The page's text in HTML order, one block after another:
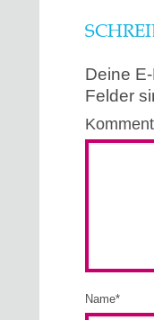
Deine
Felder
Name*